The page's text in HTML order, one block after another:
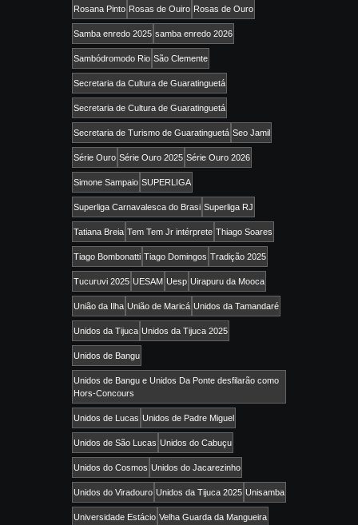
Rosana Pinto Rosas de Ouiro Rosas de Ouro
Samba enredo 2025 samba enredo 2026
Sambódromodo Rio São Clemente
Secretaria da Cultura de Guaratinguetá
Secretaria de Cultura de Guaratinguetá
Secretaria de Turismo de Guaratinguetá Seo Jamil
Série Ouro Série Ouro 2025 Série Ouro 2026
Simone Sampaio SUPERLIGA
Superliga Carnavalesca do Brasi Superliga RJ
Tatiana Breia Tem Tem Jr intérprete Thiago Soares
Tiago Bombonatti Tiago Domingos Tradição 2025
Tucuruvi 2025 UESAM Uesp Uirapuru da Mooca
União da Ilha União de Maricá Unidos da Tamandaré
Unidos da Tijuca Unidos da Tijuca 2025
Unidos de Bangu
Unidos de Bangu e Unidos Da Ponte desfilarão como
Hors-Concours
Unidos de Lucas Unidos de Padre Miguel
Unidos de São Lucas Unidos do Cabuçu
Unidos do Cosmos Unidos do Jacarezinho
Unidos do Viradouro Unidos da Tijuca 2025 Unisamba
Universidade Estácio Velha Guarda da Mangueira